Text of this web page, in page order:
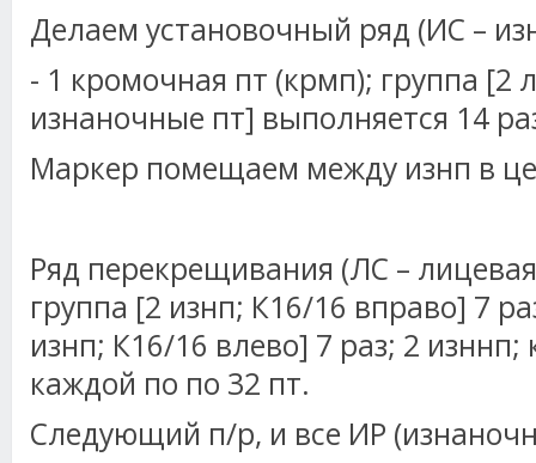
Делаем установочный ряд (ИС –
- 1 кромочная пт (крмп); группа [2
изнаночные пт] выполняется 14
Маркер помещаем между изнп в
Ряд перекрещивания (ЛС –
группа [2 изнп; К16/16 вправо] 7
изнп; К16/16 влево] 7 раз; 2 изннп;
каждой по по 32 пт.
Следующий п/р, и все ИР